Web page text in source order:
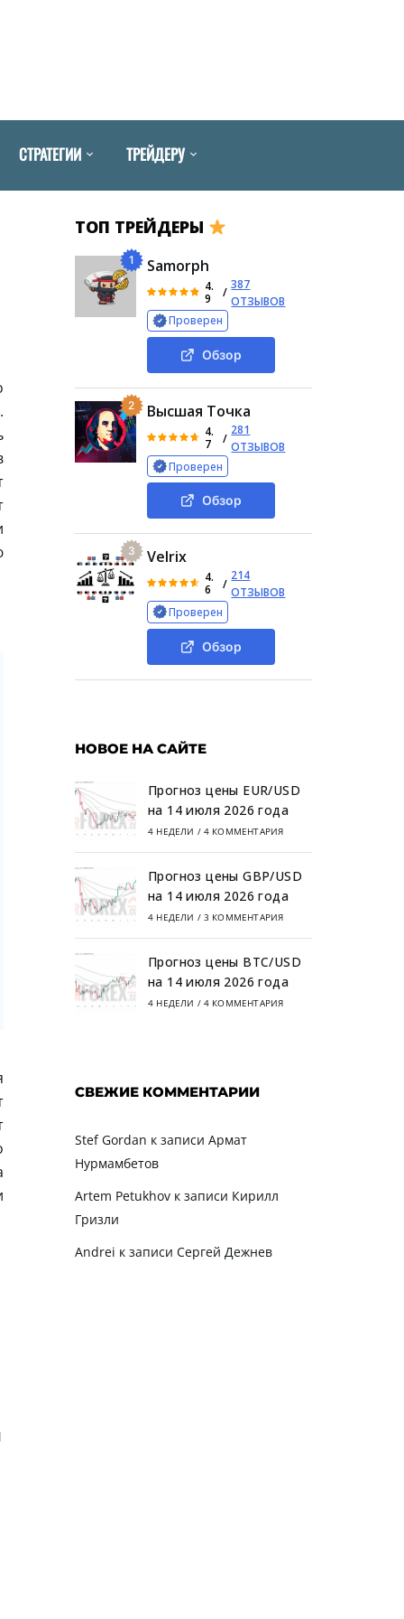
СТРАТЕГИИ ТРЕЙДЕРУ
ТОП ТРЕЙДЕРЫ
1 Samorph
4.
9
/
387
ОТЗЫВОВ
Проверен
Обзор
2 Высшая Точка
4.
7
/
281
ОТЗЫВОВ
Проверен
Обзор
3 Velrix
4.
6
/
214
ОТЗЫВОВ
Проверен
Обзор
НОВОЕ НА САЙТЕ
Прогноз цены EUR/USD
на 14 июля 2026 года
4 НЕДЕЛИ / 4 КОММЕНТАРИЯ
Прогноз цены GBP/USD
на 14 июля 2026 года
4 НЕДЕЛИ / 3 КОММЕНТАРИЯ
Прогноз цены BTC/USD
на 14 июля 2026 года
4 НЕДЕЛИ / 4 КОММЕНТАРИЯ
СВЕЖИЕ КОММЕНТАРИИ
Stef Gordan к записи Армат
Нурмамбетов
Artem Petukhovк записи Кирилл
Гризли
Andrei к записи Сергей Дежнев